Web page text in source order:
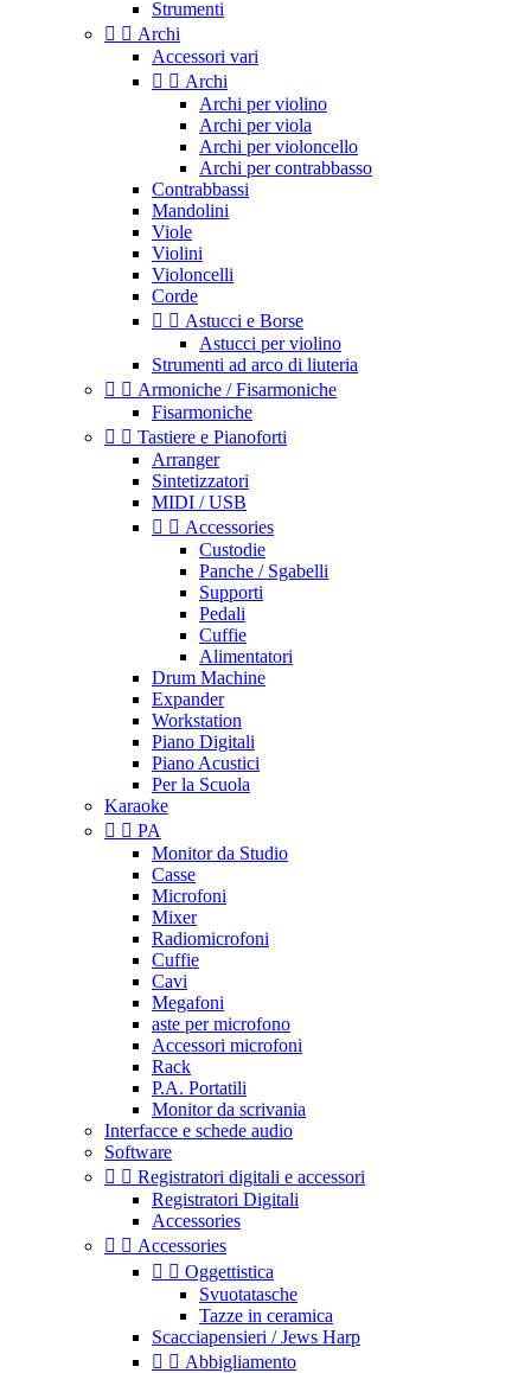
Strumenti
  Archi
Accessori vari
  Archi
Archi per violino
Archi per viola
Archi per violoncello
Archi per contrabbasso
Contrabbassi
Mandolini
Viole
Violini
Violoncelli
Corde
  Astucci e Borse
Astucci per violino
Strumenti ad arco di liuteria
  Armoniche / Fisarmoniche
Fisarmoniche
  Tastiere e Pianoforti
Arranger
Sintetizzatori
MIDI / USB
  Accessories
Custodie
Panche / Sgabelli
Supporti
Pedali
Cuffie
Alimentatori
Drum Machine
Expander
Workstation
Piano Digitali
Piano Acustici
Per la Scuola
Karaoke
  PA
Monitor da Studio
Casse
Microfoni
Mixer
Radiomicrofoni
Cuffie
Cavi
Megafoni
aste per microfono
Accessori microfoni
Rack
P.A. Portatili
Monitor da scrivania
Interfacce e schede audio
Software
  Registratori digitali e accessori
Registratori Digitali
Accessories
  Accessories
  Oggettistica
Svuotatasche
Tazze in ceramica
Scacciapensieri / Jews Harp
  Abbigliamento